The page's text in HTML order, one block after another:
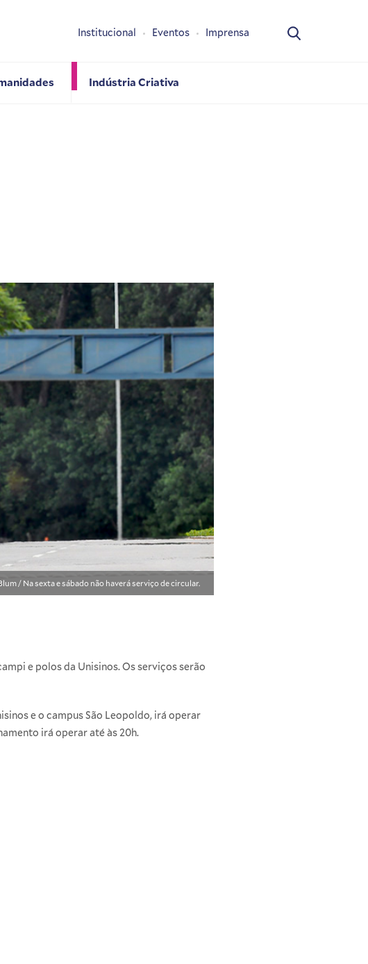
Indústria Criativa
Institucional Eventos Imprensa
/ Na sexta e sábado não haverá serviço de circular.
e polos da Unisinos. Os serviços serão
e o campus São Leopoldo, irá operar
irá operar até às 20h.